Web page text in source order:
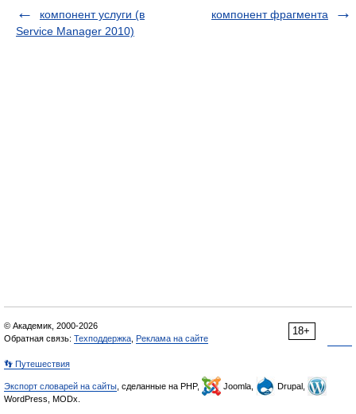
компонент услуги (в
Service Manager 2010)
компонент фрагмента
18+
© Академик, 2000-2026
Обратная связь: Техподдержка Реклама на сайте
👣 Путешествия
Экспорт словарей на сайты , сделанные на PHP, Joomla,
Drupal,
WordPress, MODx.